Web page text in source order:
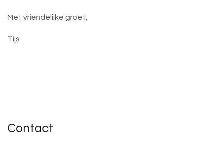
Met vriendelijke groet,
Tijs
Contact